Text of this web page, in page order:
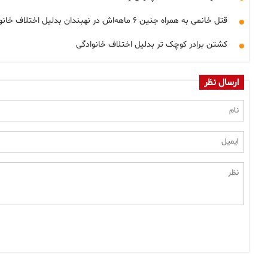
قتل خانمی به همراه جنین ۶ ماهه‌اش در نهبندان بدلیل اختلاف خانوادگی
کشتن برادر کوچک تر بدلیل اختلاف خانوادگی
ارسال نظر